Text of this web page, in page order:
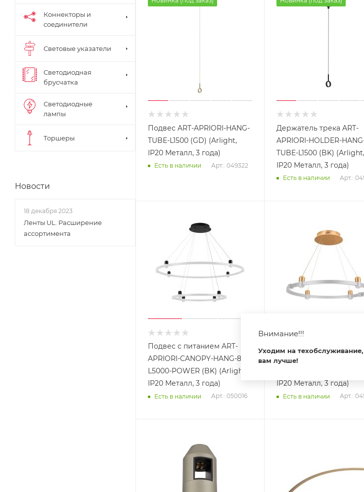
Подвес ART-APRIORI-HANG-
TUBE-L1500 (GD) (Arlight,
IP20 Металл, 3 года)
Есть в наличии Арт.: 049322
Держатель трека ART-
APRIORI-HOLDER-
TUBE-L1500 (BK) (Arlight,
IP20 Металл, 3 года)
Есть в наличии Арт.:
Подвес с питанием ART-
APRIORI-CANOPY-HANG-8A-
L5000-POWER (BK) (Arlight,
IP20 Металл, 3 года)
Есть в наличии Арт.: 050016
Подвес с питанием ART-
APRIORI-CANOPY-HANG-
IP20 Металл, 3 года)
Есть в наличии Арт.:
Коннекторы и
соединители
Световые указатели
Светодиодная
брусчатка
Светодиодные
лампы
Торшеры
Новости
18 декабря 2023
Ленты UL. Расширение
ассортимента
Внимание!!!
Уходим на
вам лучше!